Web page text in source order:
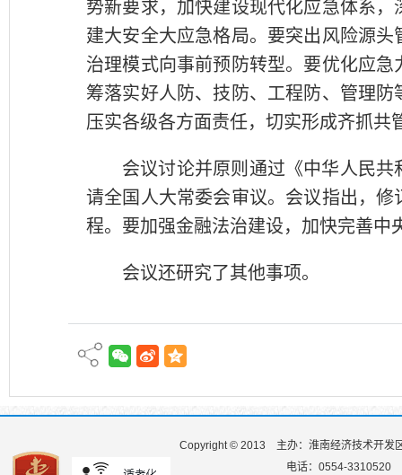
势新要求，加快建设现代化应急体系
建大安全大应急格局。要突出风险源
治理模式向事前预防转型。要优化应
筹落实好人防、技防、工程防、管理
压实各级各方面责任，切实形成齐抓共
会议讨论并原则通过《中华人民
请全国人大常委会审议。会议指出，
程。要加强金融法治建设，加快完善中
会议还研究了其他事项。
Copyright © 2013
主办：淮南经济技术开发
电话：0554-3310520